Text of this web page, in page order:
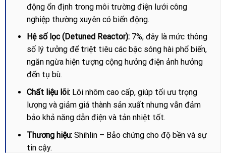
động ổn định trong môi trường điện lưới công
nghiệp thường xuyên có biến động.
Hệ số lọc (Detuned Reactor):7%, đây là mức thông
số lý tưởng để triệt tiêu các bậc sóng hài phổ biến,
ngăn ngừa hiện tượng cộng hưởng điện ảnh hưởng
đến tụ bù.
Chất liệu lõi:Lõi nhôm cao cấp, giúp tối ưu trọng
lượng và giảm giá thành sản xuất nhưng vẫn đảm
bảo khả năng dẫn điện và tản nhiệt tốt.
Thương hiệu:Shihlin – Bảo chứng cho độ bền và sự
tin cậy.